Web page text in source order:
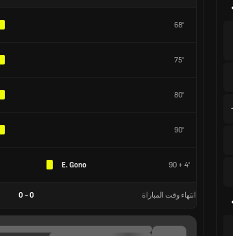
68'
75'
80'
90'
90 + 4'
E. Gono
انتهاء وقت المباراة 0
-
0